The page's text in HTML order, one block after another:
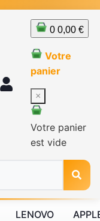
0 0,00 €
Votre
panier
×
Votre panier
est vide
LENOVO